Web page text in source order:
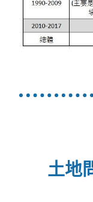
土地